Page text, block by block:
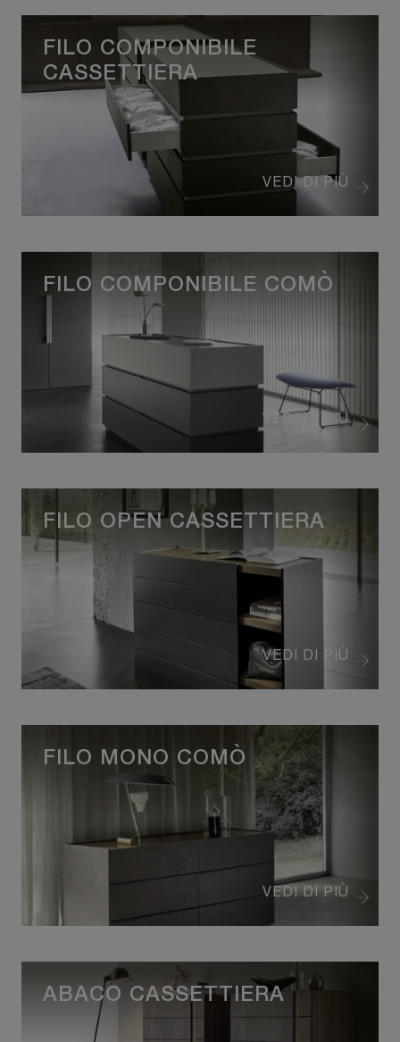
VEDI DI PIÙ
FILO COMPONIBILE
CASSETTIERA
VEDI DI PIÙ
FILO COMPONIBILE COMÒ
VEDI DI PIÙ
FILO OPEN CASSETTIERA
VEDI DI PIÙ
FILO MONO COMÒ
ABACO CASSETTIERA